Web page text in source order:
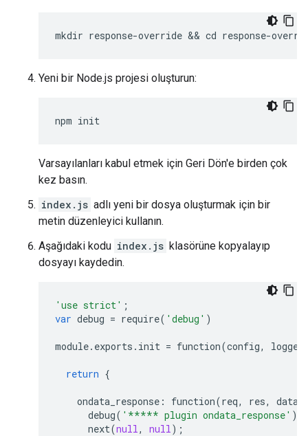
mkdir response-override && cd response-
Yeni bir Node.js projesi oluşturun:
npm init
Varsayılanları kabul etmek için Geri Dön'e birden çok
kez basın.
index.js adlı yeni bir dosya oluşturmak için bir
metin düzenleyici kullanın.
Aşağıdaki kodu index.js klasörüne kopyalayıp
dosyayı kaydedin.
'use strict' ;
var debug = require( 'debug' )
module. exports . init = function(config, logger
return {
ondata_response : function(req, res, data
debug( '***** plugin ondata_response' );
next(null, null);